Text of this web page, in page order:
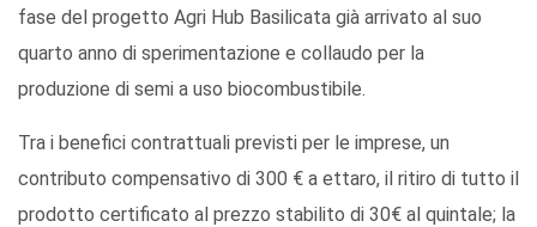
fase del progetto Agri Hub Basilicata già arrivato al suo
quarto anno di sperimentazione e collaudo per la
produzione di semi a uso biocombustibile.
Tra i benefici contrattuali previsti per le imprese, un
contributo compensativo di 300 € a ettaro, il ritiro di tutto il
prodotto certificato al prezzo stabilito di 30€ al quintale; la